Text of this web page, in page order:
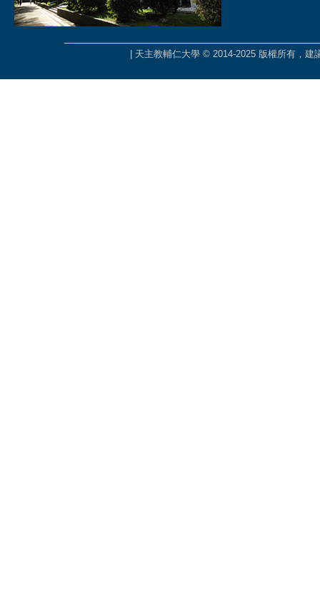
| 天主教輔仁大學 © 2014-2025 版權所有，